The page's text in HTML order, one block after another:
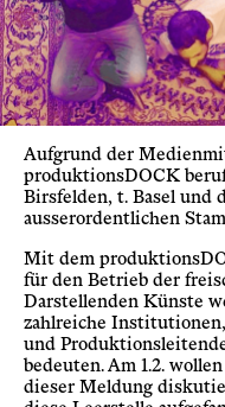
Aufgrund der
produktionsDOCK
Birsfelden, t. Basel und
ausserordentlichen
Mit dem
für den Betrieb der
Darstellenden Künste
zahlreiche
und
bedeuten. Am 1.2.
dieser Meldung